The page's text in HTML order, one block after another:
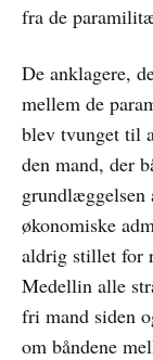
fra de
De anklagere,
mellem de
blev tvunget til
den mand, der
økonomiske
aldrig stillet for
Medellin alle
fri mand siden
om båndene